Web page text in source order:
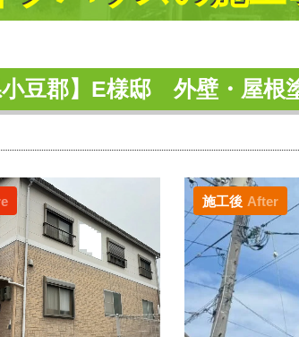
小豆郡】E様邸 外壁・屋根
施工後 After